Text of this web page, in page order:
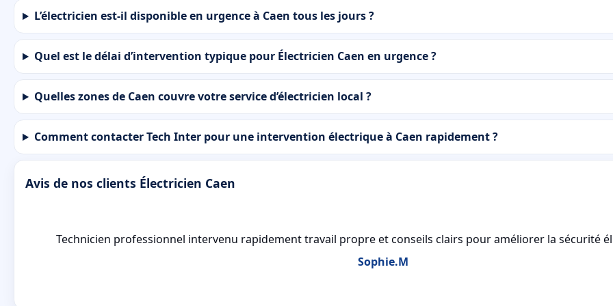
L’électricien est-il disponible en urgence à Caen tous les jours ?
Quel est le délai d’intervention typique pour Électricien Caen en urgence ?
Quelles zones de Caen couvre votre service d’électricien local ?
Comment contacter Tech Inter pour une intervention électrique à Caen rapidement ?
Avis de nos clients Électricien Caen
Technicien professionnel intervenu rapidement travail propre et conseils clairs pour améliorer la sécurité
Sophie.M